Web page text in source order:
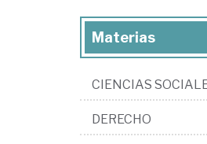
Materias
CIENCIAS
DERECHO